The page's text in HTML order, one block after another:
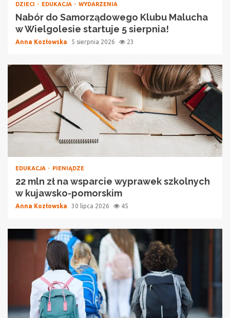
DZIECI EDUKACJA WYDARZENIA
Nabór do Samorządowego Klubu Malucha
w Wielgolesie startuje 5 sierpnia!
Anna Kozłowska 5 sierpnia 2026 23
EDUKACJA PIENIĄDZE
22 mln zł na wsparcie wyprawek szkolnych
w kujawsko-pomorskim
Anna Kozłowska 30 lipca 2026 45